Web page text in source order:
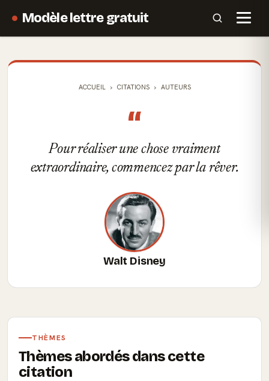
Modèle lettre gratuit
ACCUEIL CITATIONS AUTEURS
“
Pour réaliser une chose vraiment
extraordinaire, commencez par la rêver.
Walt Disney
THÈMES
Thèmes abordés dans cette
citation